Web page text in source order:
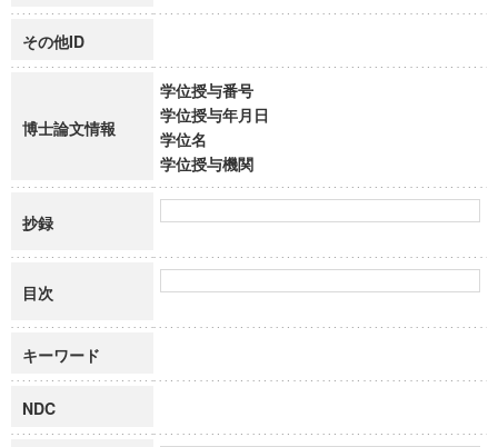
その他ID
博士論文情報
学位授与番号
学位授与年月日
学位名
学位授与機関
抄録
目次
キーワード
NDC